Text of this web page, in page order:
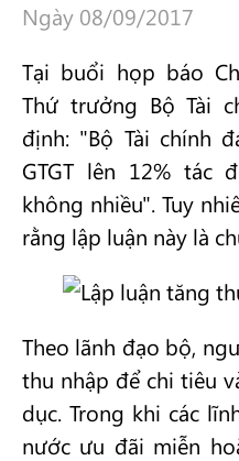
Ngày 08/09/2017
Tại buổi họp báo
Thứ trưởng Bộ Tài
định: "Bộ Tài chính
GTGT lên 12% tác
không nhiều". Tuy
rằng lập luận này là
Theo lãnh đạo bộ,
thu nhập để chi tiêu
dục. Trong khi các
nước ưu đãi miễn